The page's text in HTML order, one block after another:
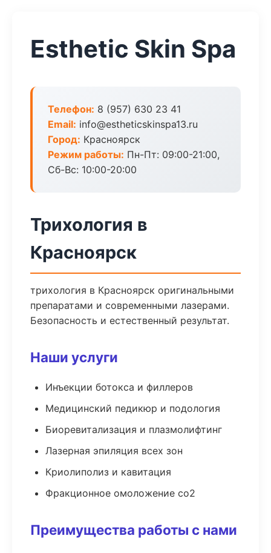
Esthetic Skin Spa
Телефон: 8 (957) 630 23 41
Email: info@estheticskinspa13.ru
Город: Красноярск
Режим работы: Пн-Пт: 09:00-21:00,
Сб-Вс: 10:00-20:00
Трихология в
Красноярск
трихология в Красноярск оригинальными
препаратами и современными лазерами.
Безопасность и естественный результат.
Наши услуги
Инъекции ботокса и филлеров
Медицинский педикюр и подология
Биоревитализация и плазмолифтинг
Лазерная эпиляция всех зон
Криолиполиз и кавитация
Фракционное омоложение co2
Преимущества работы с нами